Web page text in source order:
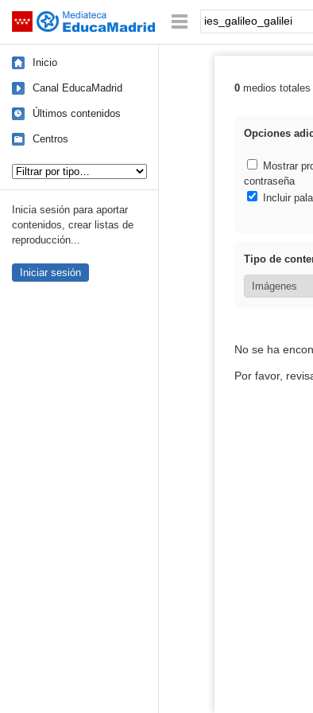
Saltar navegación Palabra o frase:
Inicio
Canal EducaMadrid
Últimos contenidos
Centros
Inicia sesión para aportar
contenidos, crear listas de
reproducción...
Iniciar sesión
0medios totales
Opciones
Mostrar
contraseña
Incluir
Tipo de
No se ha
Por favor,